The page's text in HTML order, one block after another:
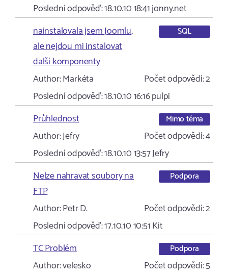
Poslední odpověď:18.10.10 18:41jonny.net
nainstalovala jsem Joomlu,
ale nejdou mi instalovat
další komponenty
SQL
Author:Markéta Počet odpovědí:2
Poslední odpověď:18.10.10 16:16pulpi
Průhlednost
Mimo téma
Author:Jefry Počet odpovědí:4
Poslední odpověď:18.10.10 13:57Jefry
Nelze nahravat soubory na
FTP
Podpora
Author:Petr D. Počet odpovědí:2
Poslední odpověď:17.10.10 10:51Kit
TC Problém
Podpora
Author:velesko Počet odpovědí:5